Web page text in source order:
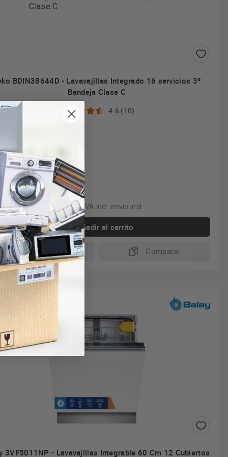
BDIN38644D - Lavavajillas Integrado 16 servicios 3ª
Bandeja Clase C
4.6 (10)
higiénicos
3ª Bandeja
superior ajustable
cubiertos
438€IVA incl. envío incl.
Añadir al carrito
Más información Comparar
gratuito
Integrado
3VF5011NP - Lavavajillas Integrable 60 Cm 12 Cubiertos